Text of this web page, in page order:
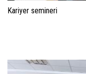
Kariyer semineri